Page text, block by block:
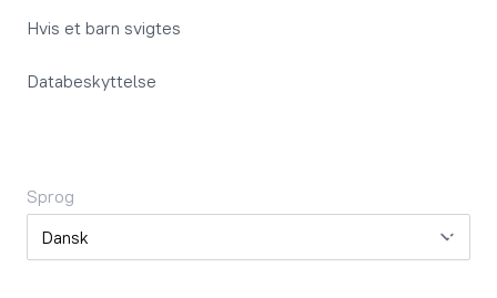
Hvis et barn svigtes
Databeskyttelse
Sprog
Sprog